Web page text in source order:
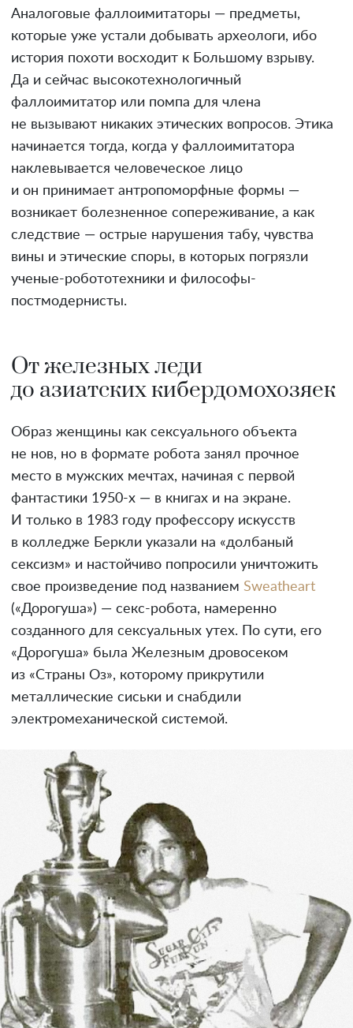
Аналоговые фаллоимитаторы — предметы,
которые уже устали добывать археологи, ибо
история похоти восходит к Большому взрыву.
Да и сейчас высокотехнологичный
фаллоимитатор или помпа для члена
не вызывают никаких этических вопросов. Этика
начинается тогда, когда у фаллоимитатора
наклевывается человеческое лицо
и он принимает антропоморфные формы —
возникает болезненное сопереживание, а как
следствие — острые нарушения табу, чувства
вины и этические споры, в которых погрязли
ученые-робототехники и философы-
постмодернисты.
От железных леди
до азиатских кибердомохозяек
Образ женщины как сексуального объекта
не нов, но в формате робота занял прочное
место в мужских мечтах, начиная с первой
фантастики 1950-х — в книгах и на экране.
И только в 1983 году профессору искусств
в колледже Беркли указали на «долбаный
сексизм» и настойчиво попросили уничтожить
свое произведение под названием Sweatheart
(«Дорогуша») — секс-робота, намеренно
созданного для сексуальных утех. По сути, его
«Дорогуша» была Железным дровосеком
из «Страны Оз», которому прикрутили
металлические сиськи и снабдили
электромеханической системой.